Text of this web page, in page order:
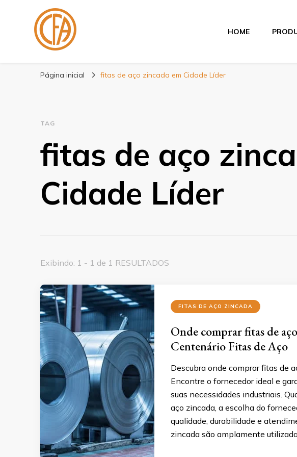
Blog Centenário Fitas
HOME
Página inicial fitas de aço zincada em Cidade Líder
TAG
fitas de aço
Cidade Líder
Exibindo: 1 - 1 de 1 RESULTADOS
FITAS DE AÇO ZINCADA
Onde comprar fitas de
Centenário Fitas de Aço
Descubra onde comprar fitas de
Encontre o fornecedor ideal e
suas necessidades industriais.
aço zincada, a escolha do
qualidade, durabilidade e
zincada são amplamente